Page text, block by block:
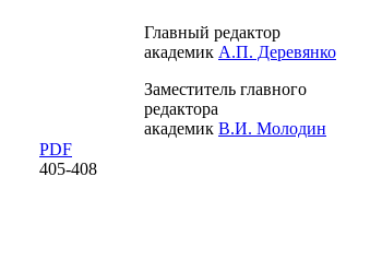
PDF
405-408
Главный редактор
академик А.П. Деревянко
Заместитель главного
редактора
академик В.И. Молодин